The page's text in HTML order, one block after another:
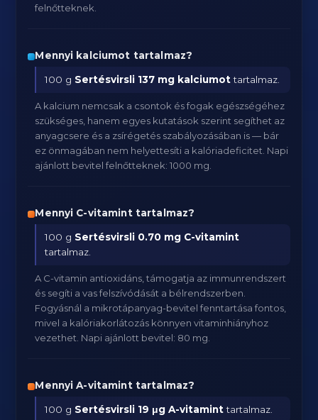
felnőtteknek.
Mennyi kalciumot tartalmaz?
100 g Sertésvirsli 137 mg kalciumottartalmaz.
A kalcium nemcsak a csontok és fogak egészségéhez
szükséges, hanem egyes kutatások szerint segíthet az
anyagcsere és a zsírégetés szabályozásában is — bár
ez önmagában nem helyettesíti a kalóriadeficitet. Napi
ajánlott bevitel felnőtteknek: 1000 mg.
Mennyi C-vitamint tartalmaz?
100 g Sertésvirsli 0.70 mg C-vitamint
tartalmaz.
A C-vitamin antioxidáns, támogatja az immunrendszert
és segíti a vas felszívódását a bélrendszerben.
Fogyásnál a mikrotápanyag-bevitel fenntartása fontos,
mivel a kalóriakorlátozás könnyen vitaminhiányhoz
vezethet. Napi ajánlott bevitel: 80 mg.
Mennyi A-vitamint tartalmaz?
100 g Sertésvirsli 19 μg A-vitaminttartalmaz.